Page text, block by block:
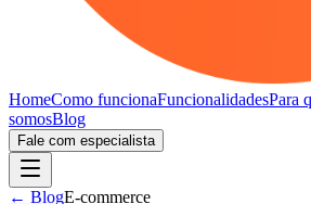
HomeComo funcionaFuncionalidadesPara
somosBlog
Fale com especialista
← BlogE-commerce